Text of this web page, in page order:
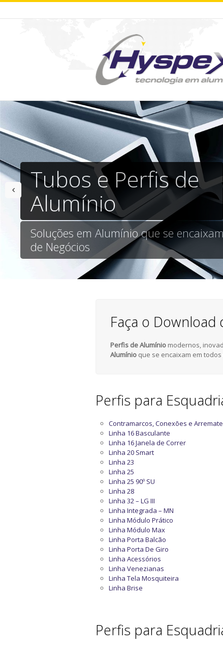
Tubos e Perfis de
Alumínio
Soluções em Alumínio que se
de Negócios
Faça o
Perfis de Alumínio modernos,
Alumínio que se encaixam em
Perfis para
Contramarcos, Conexões e
Linha 16 Basculante
Linha 16 Janela de Correr
Linha 20 Smart
Linha 23
Linha 25
Linha 25 90º SU
Linha 28
Linha 32 – LG III
Linha Integrada – MN
Linha Módulo Prático
Linha Módulo Max
Linha Porta Balcão
Linha Porta De Giro
Linha Acessórios
Linha Venezianas
Linha Tela Mosquiteira
Linha Brise
Perfis para